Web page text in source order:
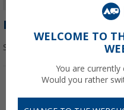
HARLEQUIN
Sortieren:
WELCOME TO
You are
Would you rather